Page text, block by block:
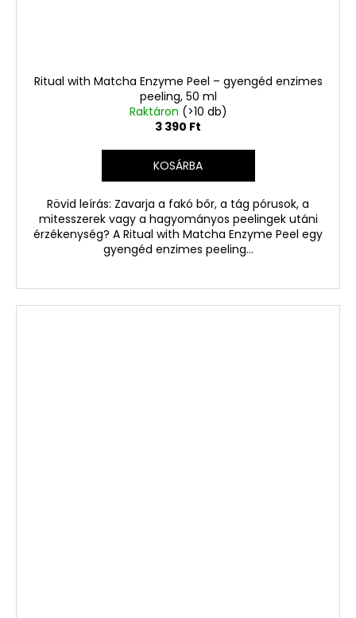
Ritual with Matcha Enzyme Peel – gyengéd enzimes
peeling, 50 ml
Raktáron (>10 db)
3 390 Ft
KOSÁRBA
Rövid leírás: Zavarja a fakó bőr, a tág pórusok, a
mitesszerek vagy a hagyományos peelingek utáni
érzékenység? A Ritual with Matcha Enzyme Peel egy
gyengéd enzimes peeling...